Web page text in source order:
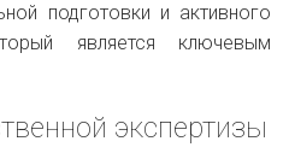
подготовки и активного
является ключевым
экспертизы